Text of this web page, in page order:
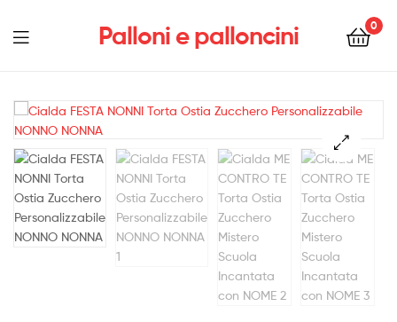
Palloni e palloncini 0
Menu